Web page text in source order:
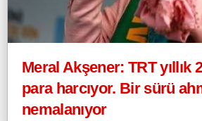
Meral Akşener: TRT yıllık
para harcıyor. Bir sürü
nemalanıyor